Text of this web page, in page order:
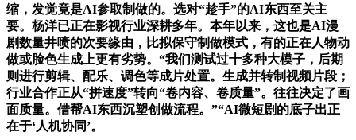
缩，发觉竟是AI参取制做的。选对“趁手”的AI东西至关主
要。杨洋已正在影视行业深耕多年。本年以来，这也是AI漫
剧数量井喷的次要缘由，比拟保守制做模式，有的正在人物动
做或脸色生成上更有劣势。“我们测试过十多种大模子，后期
则进行剪辑、配乐、调色等成片处置。生成并转制视频片段；
行业合作正从“拼速度”转向“卷内容、卷质量”。往往决定了画
面质量。借帮AI东西沉塑创做流程。”“AI微短剧的底子出正
在于‘人机协同’。